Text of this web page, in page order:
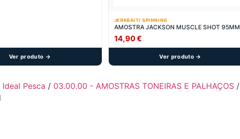
Ver produto →
JERKBAIT/ SPINNING
AMOSTRA JACKSON MUSCLE SHOT 95MM
14,90€
Ver produto →
Ideal Pesca / 03.00.00 - AMOSTRAS TONEIRAS E PALHAÇOS /